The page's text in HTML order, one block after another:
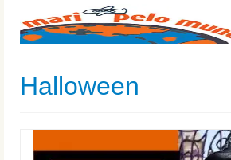
Halloween